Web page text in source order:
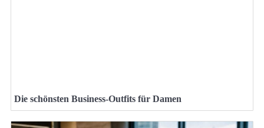
Die schönsten Business-Outfits für Damen